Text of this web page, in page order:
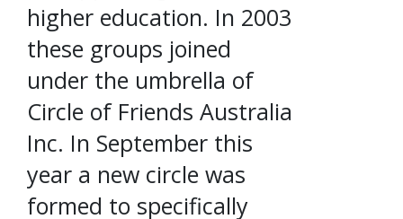
higher education. In 2003
these groups joined
under the umbrella of
Circle of Friends Australia
Inc. In September this
year a new circle was
formed to specifically